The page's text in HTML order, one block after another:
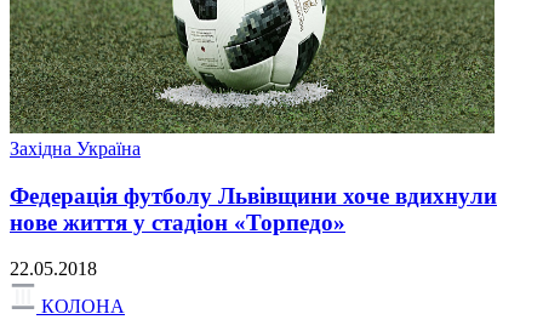
Західна Україна
Федерація футболу Львівщини хоче вдихнули
нове життя у стадіон «Торпедо»
22.05.2018
КОЛОНА